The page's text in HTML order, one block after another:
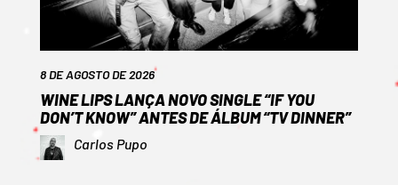
8 DE AGOSTO DE 2026
WINE LIPS LANÇA NOVO SINGLE “IF YOU
DON’T KNOW” ANTES DE ÁLBUM “TV DINNER”
Carlos Pupo